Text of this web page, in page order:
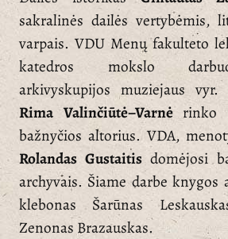
sakralinės dailės vertybėmis,
varpais. VDU Menų fakulteto
katedros mokslo
arkivyskupijos muziejaus vyr.
Rima Valinčiūtė–Varnė rinko
bažnyčios altorius. VDA,
Rolandas Gustaitisdomėjosi
archyvais. Šiame darbe
klebonas Šarūnas
Zenonas Brazauskas.